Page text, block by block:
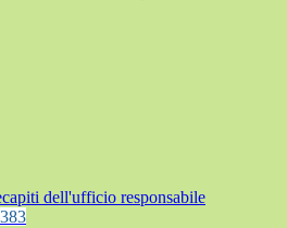
dell'ufficio responsabile
383